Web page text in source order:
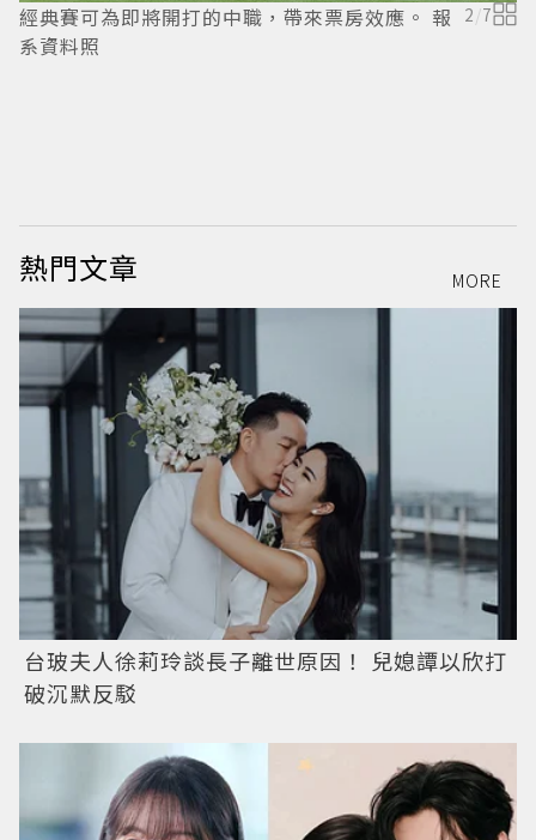
經典賽可為即將開打的中職，帶來票房效應。 報
系資料照
2 /7
熱門文章 MORE
台玻夫人徐莉玲談長子離世原因！ 兒媳譚以欣打
破沉默反駁